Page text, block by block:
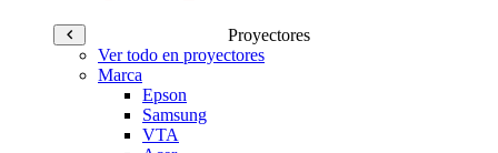
Proyectores
Ver todo en proyectores
Marca
Epson
Samsung
VTA